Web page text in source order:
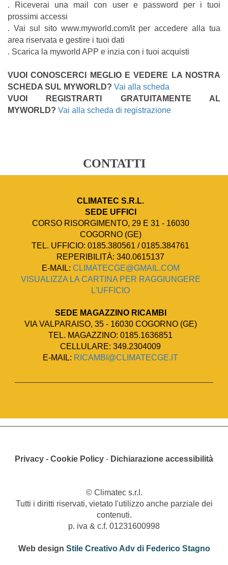
. Riceverai una mail con user e password per i tuoi
prossimi accessi
. Vai sul sito www.myworld.com/it per accedere alla tua
area riservata e gestire i tuoi dati
. Scarica la myworld APP e inzia con i tuoi acquisti
VUOI CONOSCERCI MEGLIO E VEDERE LA NOSTRA
SCHEDA SUL MYWORLD? Vai alla scheda
VUOI REGISTRARTI GRATUITAMENTE AL
MYWORLD? Vai alla scheda di registrazione
CONTATTI
CLIMATEC S.R.L.
SEDE UFFICI
CORSO RISORGIMENTO, 29 E 31 - 16030
COGORNO (GE)
TEL. UFFICIO: 0185.380561 / 0185.384761
REPERIBILITÀ: 340.0615137
E-MAIL: CLIMATECGE@GMAIL.COM
VISUALIZZA LA CARTINA PER RAGGIUNGERE
L'UFFICIO
SEDE MAGAZZINO RICAMBI
VIA VALPARAISO, 35 - 16030 COGORNO (GE)
TEL. MAGAZZINO: 0185.1636851
CELLULARE: 349.2304009
E-MAIL: RICAMBI@CLIMATECGE.IT
Privacy - Cookie Policy - Dichiarazione accessibilità
© Climatec s.r.l.
Tutti i diritti riservati, vietato l'utilizzo anche parziale dei
contenuti.
p. iva & c.f. 01231600998
Web design Stile Creativo Adv di Federico Stagno